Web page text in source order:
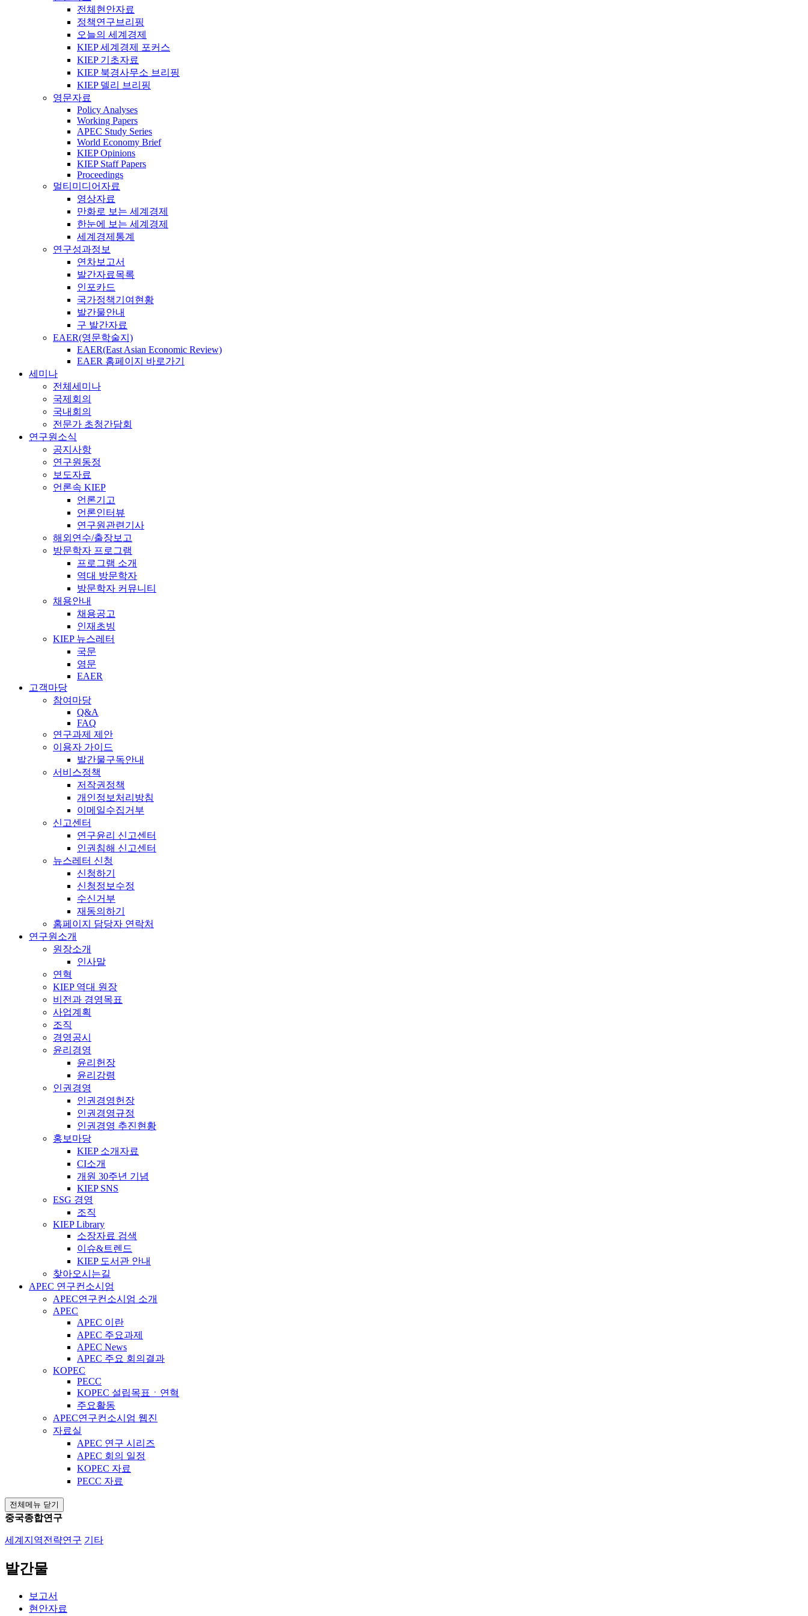
전체현안자료
정책연구브리핑
오늘의 세계경제
KIEP 세계경제 포커스
KIEP 기초자료
KIEP 북경사무소 브리핑
KIEP 델리 브리핑
영문자료
Policy Analyses
Working Papers
APEC Study Series
World Economy Brief
KIEP Opinions
KIEP Staff Papers
Proceedings
멀티미디어자료
영상자료
만화로 보는 세계경제
한눈에 보는 세계경제
세계경제통계
연구성과정보
연차보고서
발간자료목록
인포카드
국가정책기여현황
발간물안내
구 발간자료
EAER(영문학술지)
EAER(East Asian Economic Review)
EAER 홈페이지 바로가기
세미나
전체세미나
국제회의
국내회의
전문가 초청간담회
연구원소식
공지사항
연구원동정
보도자료
언론속 KIEP
언론기고
언론인터뷰
연구원관련기사
해외연수/출장보고
방문학자 프로그램
프로그램 소개
역대 방문학자
방문학자 커뮤니티
채용안내
채용공고
인재초빙
KIEP 뉴스레터
국문
영문
EAER
고객마당
참여마당
Q&A
FAQ
연구과제 제안
이용자 가이드
발간물구독안내
서비스정책
저작권정책
개인정보처리방침
이메일수집거부
신고센터
연구윤리 신고센터
인권침해 신고센터
뉴스레터 신청
신청하기
신청정보수정
수신거부
재동의하기
홈페이지 담당자 연락처
연구원소개
원장소개
인사말
연혁
KIEP 역대 원장
비전과 경영목표
사업계획
조직
경영공시
윤리경영
윤리헌장
윤리강령
인권경영
인권경영헌장
인권경영규정
인권경영 추진현황
홍보마당
KIEP 소개자료
CI소개
개원 30주년 기념
KIEP SNS
ESG 경영
조직
KIEP Library
소장자료 검색
이슈&트렌드
KIEP 도서관 안내
찾아오시는길
APEC 연구컨소시엄
APEC연구컨소시엄 소개
APEC
APEC 이란
APEC 주요과제
APEC News
APEC 주요 회의결과
KOPEC
PECC
KOPEC 설립목표ㆍ연혁
주요활동
APEC연구컨소시엄 웹진
자료실
APEC 연구 시리즈
APEC 회의 일정
KOPEC 자료
PECC 자료
전체메뉴 닫기
중국종합연구
세계지역전략연구 기타
발간물
보고서
현안자료